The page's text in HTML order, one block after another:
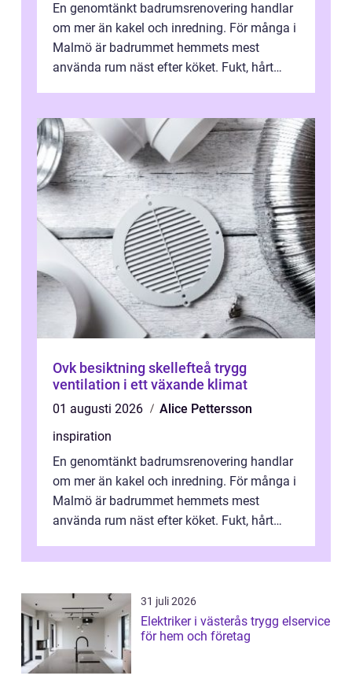
En genomtänkt badrumsrenovering handlar
om mer än kakel och inredning. För många i
Malmö är badrummet hemmets mest
använda rum näst efter köket. Fukt, hårt
Ovk besiktning skellefteå trygg
ventilation i ett växande klimat
01 augusti 2026
Alice Pettersson
inspiration
En genomtänkt badrumsrenovering handlar
om mer än kakel och inredning. För många i
Malmö är badrummet hemmets mest
använda rum näst efter köket. Fukt, hårt
...
31 juli 2026
Elektriker i västerås trygg elservice
för hem och företag